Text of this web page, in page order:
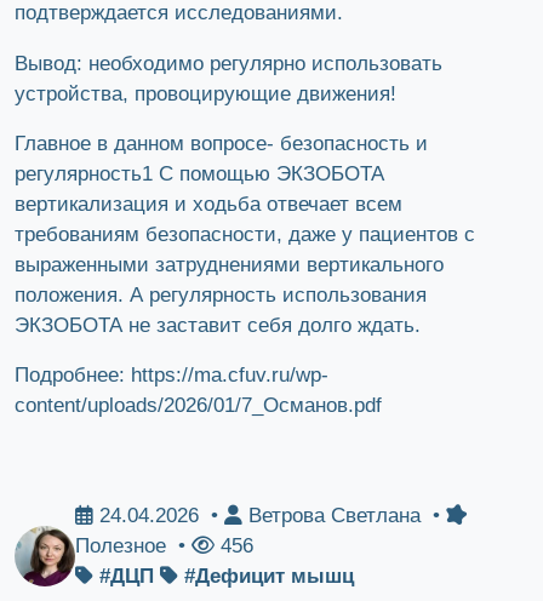
подтверждается исследованиями.
Вывод: необходимо регулярно использовать
устройства, провоцирующие движения!
Главное в данном вопросе- безопасность и
регулярность1 С помощью ЭКЗОБОТА
вертикализация и ходьба отвечает всем
требованиям безопасности, даже у пациентов с
выраженными затруднениями вертикального
положения. А регулярность использования
ЭКЗОБОТА не заставит себя долго ждать.
Подробнее: https://ma.cfuv.ru/wp-
content/uploads/2026/01/7_Османов.pdf
24.04.2026 •
Ветрова Светлана •
Полезное •
456
#ДЦП
#Дефицит мышц